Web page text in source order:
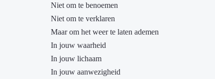
Niet om te benoemen
Niet om te verklaren
Maar om het weer te laten ademen
In jouw waarheid
In jouw lichaam
In jouw aanwezigheid